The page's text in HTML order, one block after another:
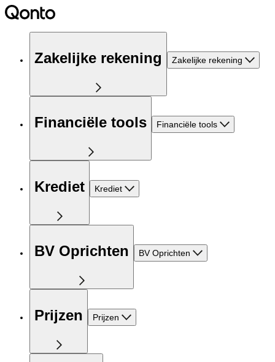
Zakelijke rekening Zakelijke rekening
Financiële tools Financiële tools
Krediet Krediet
BV Oprichten BV Oprichten
Prijzen Prijzen